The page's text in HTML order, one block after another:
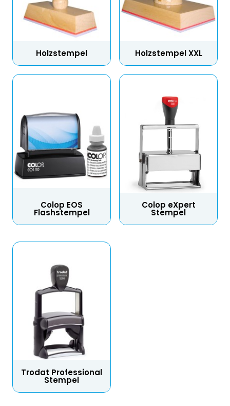
Holzstempel Holzstempel XXL
Colop EOS
Flashstempel
Colop eXpert
Stempel
Trodat Professional
Stempel